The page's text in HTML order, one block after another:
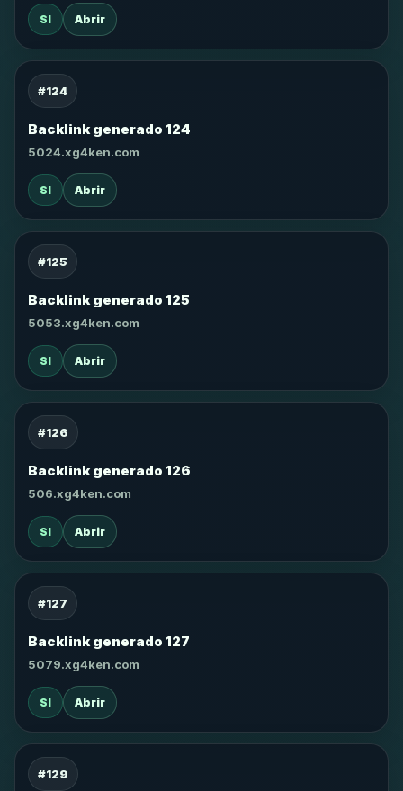
SI Abrir
#124
Backlink generado 124
5024.xg4ken.com
SI Abrir
#125
Backlink generado 125
5053.xg4ken.com
SI Abrir
#126
Backlink generado 126
506.xg4ken.com
SI Abrir
#127
Backlink generado 127
5079.xg4ken.com
SI Abrir
#129